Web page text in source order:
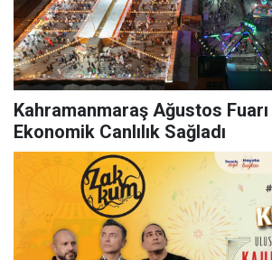
Kahramanmaraş Ağustos
Ekonomik Canlılık Sağladı